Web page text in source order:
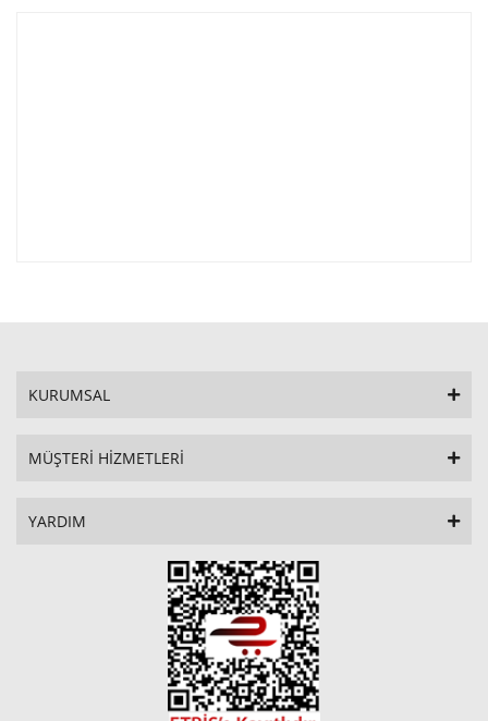
KURUMSAL
MÜŞTERİ HİZMETLERİ
YARDIM